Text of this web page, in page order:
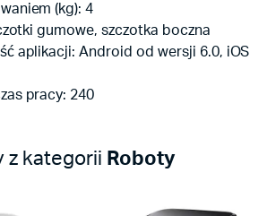
(kg): 4
gumowe, szczotka boczna
aplikacji: Android od wersji 6.0, iOS
pracy: 240
z kategorii Roboty